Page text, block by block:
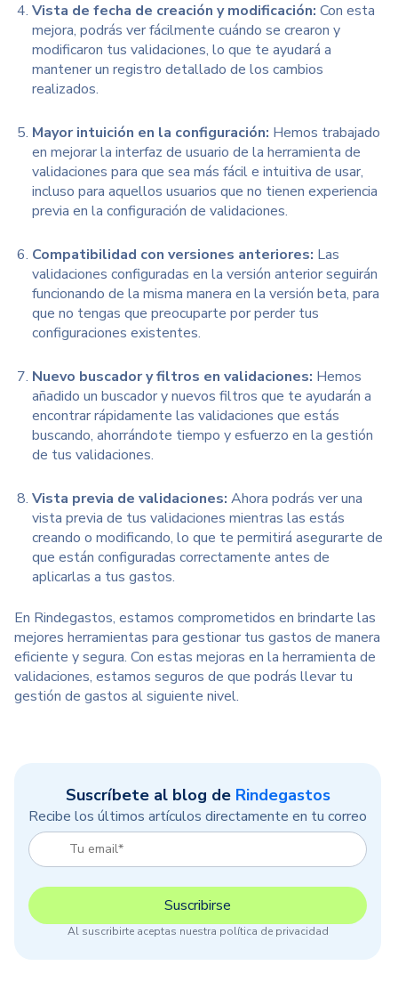
Suscríbete al blog de Rindegastos
Recibe los últimos artículos directamente en tu correo
Al suscribirte aceptas nuestra política de privacidad
Vista de fecha de creación y modificación: Con esta
mejora, podrás ver fácilmente cuándo se crearon y
modificaron tus validaciones, lo que te ayudará a
mantener un registro detallado de los cambios
realizados.
Mayor intuición en la configuración: Hemos trabajado
en mejorar la interfaz de usuario de la herramienta de
validaciones para que sea más fácil e intuitiva de usar,
incluso para aquellos usuarios que no tienen experiencia
previa en la configuración de validaciones.
Compatibilidad con versiones anteriores: Las
validaciones configuradas en la versión anterior seguirán
funcionando de la misma manera en la versión beta, para
que no tengas que preocuparte por perder tus
configuraciones existentes.
Nuevo buscador y filtros en validaciones: Hemos
añadido un buscador y nuevos filtros que te ayudarán a
encontrar rápidamente las validaciones que estás
buscando, ahorrándote tiempo y esfuerzo en la gestión
de tus validaciones.
Vista previa de validaciones: Ahora podrás ver una
vista previa de tus validaciones mientras las estás
creando o modificando, lo que te permitirá asegurarte de
que están configuradas correctamente antes de
aplicarlas a tus gastos.
En Rindegastos, estamos comprometidos en brindarte las
mejores herramientas para gestionar tus gastos de manera
eficiente y segura. Con estas mejoras en la herramienta de
validaciones, estamos seguros de que podrás llevar tu
gestión de gastos al siguiente nivel.